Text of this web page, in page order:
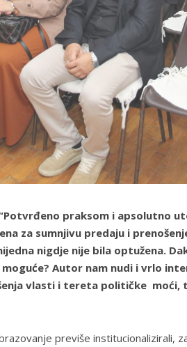
praksom i apsolutno
za sumnjivu predaju i
nigdje nije bila optužena.
Autor nam nudi i vrlo
vlasti i tereta političke moći,
previše institucionalizirali,